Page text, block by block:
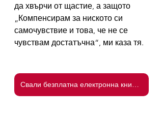
да хвърчи от щастие, а защото
„Компенсирам за ниското си
самочувствие и това, че не се
чувствам достатъчна“, ми каза тя.
Свали безплатна електронна книжка "5-те грешки, които жените правят"